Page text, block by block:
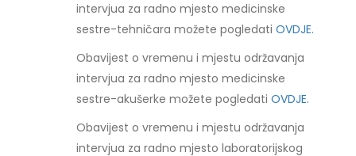
intervjua za radno mjesto medicinske
sestre-tehničara možete pogledatiOVDJE.
Obavijest o vremenu i mjestu održavanja
intervjua za radno mjesto medicinske
sestre-akušerke možete pogledatiOVDJE.
Obavijest o vremenu i mjestu održavanja
intervjua za radno mjesto laboratorijskog